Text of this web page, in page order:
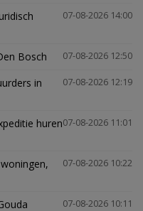
07-08-2026 14:00
07-08-2026 12:50
Bosch
07-08-2026 12:19
in
07-08-2026 11:01
huren
07-08-2026 10:22
07-08-2026 10:11